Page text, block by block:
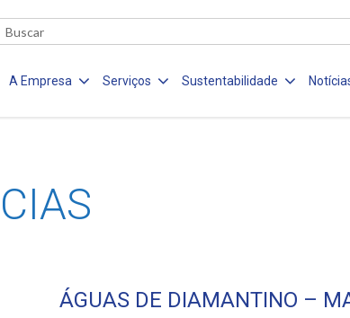
A Empresa Serviços Sustentabilidade
ÁGUAS DE DIAMANTINO –